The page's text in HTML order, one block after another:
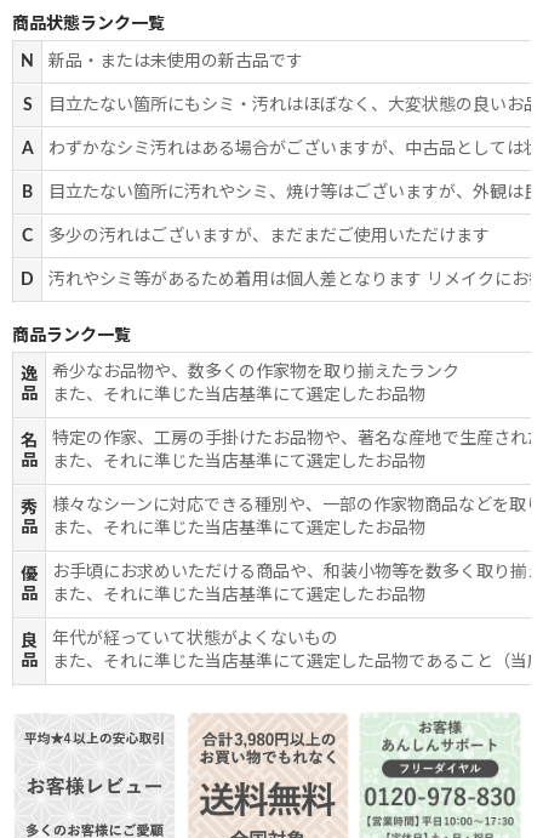
商品状態ランク一覧
N 新品・または未使用の新古品です
S 目立たない箇所にもシミ・汚れはほぼなく、大変状態の良いお
A わずかなシミ汚れはある場合がございますが、中古品としては
B 目立たない箇所に汚れやシミ、焼け等はございますが、外観は
C 多少の汚れはございますが、まだまだご使用いただけます
D 汚れやシミ等があるため着用は個人差となります リメイクにお
商品ランク一覧
逸
品
希少なお品物や、数多くの作家物を取り揃えたランク
また、それに準じた当店基準にて選定したお品物
名
品
特定の作家、工房の手掛けたお品物や、著名な産地で生産され
また、それに準じた当店基準にて選定したお品物
秀
品
様々なシーンに対応できる種別や、一部の作家物商品などを取
また、それに準じた当店基準にて選定したお品物
優
品
お手頃にお求めいただける商品や、和装小物等を数多く取り揃
また、それに準じた当店基準にて選定したお品物
良
品
年代が経っていて状態がよくないもの
また、それに準じた当店基準にて選定した品物であること（当